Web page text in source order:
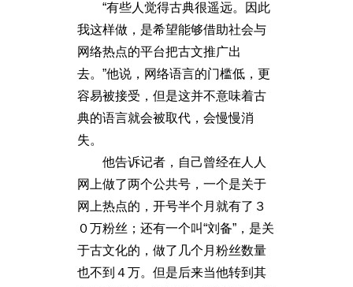
“有些人觉得古典很遥远。因此
我这样做，是希望能够借助社会与
网络热点的平台把古文推广出
去。”他说，网络语言的门槛低，更
容易被接受，但是这并不意味着古
典的语言就会被取代，会慢慢消
失。
他告诉记者，自己曾经在人人
网上做了两个公共号，一个是关于
网上热点的，开号半个月就有了３
０万粉丝；还有一个叫“刘备”，是关
于古文化的，做了几个月粉丝数量
也不到４万。但是后来当他转到其